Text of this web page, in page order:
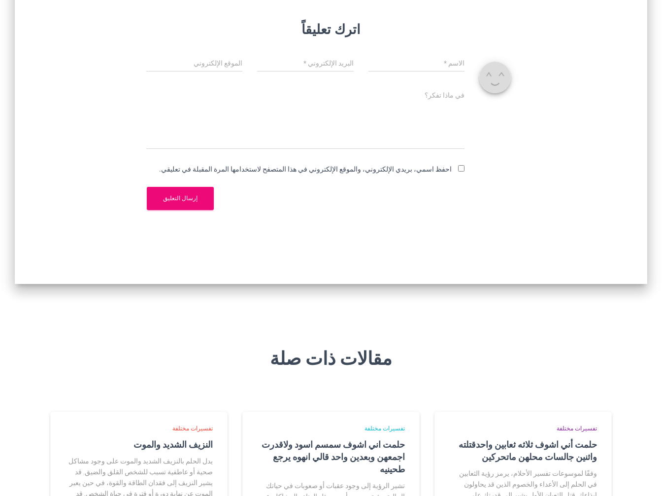
اترك تعليقاً
الاسم * البريد الإلكتروني* الموقع الإلكتروني
في ماذا تفكر؟
احفظ اسمي، بريدي الإلكتروني، والموقع الإلكتروني في هذا المتصفح لاستخدامها المرة المقبلة في تعليقي.
مقالات ذات صلة
تفسيرات مختلفة
حلمت أني اشوف ثلاثه ثعابين واحدقتلته
واثنين جالسات محلهن ماتحركين
وفقًا لموسوعات تفسير الأحلام، يرمز رؤية الثعابين
في الحلم إلى الأعداء والخصوم الذين قد يحاولون
تفسيرات مختلفة
حلمت اني اشوف سمسم اسود ولاقدرت
اجمعهن وبعدين واحد قالي انهوه يرجع
طحينيه
تشير الرؤية إلى وجود عقبات أو صعوبات في حياتك
تفسيرات مختلفة
النزيف الشديد والموت
يدل الحلم بالنزيف الشديد والموت على وجود مشاكل
صحية أو عاطفية تسبب للشخص القلق والضيق. قد
يشير النزيف إلى فقدان الطاقة والقوة، في حين يعبر
الموت عن نهاية دورة أو فترة في حياة الشخص. قد